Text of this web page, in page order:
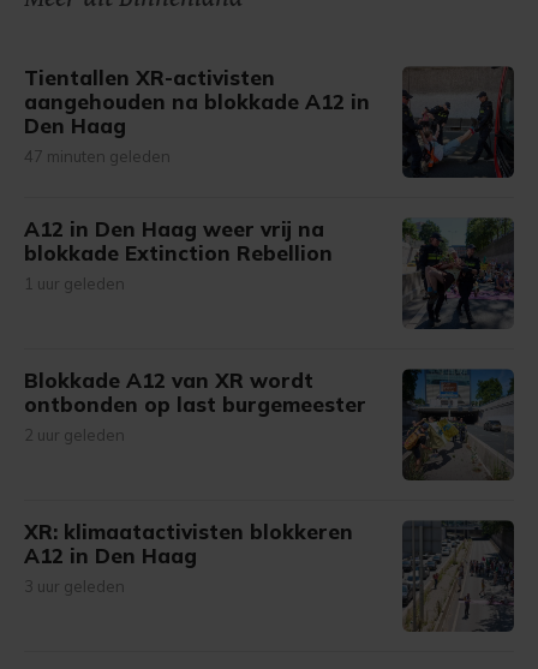
Tientallen XR-activisten
aangehouden na blokkade A12 in
Den Haag
47 minuten geleden
A12 in Den Haag weer vrij na
blokkade Extinction Rebellion
1 uur geleden
Blokkade A12 van XR wordt
ontbonden op last burgemeester
2 uur geleden
XR: klimaatactivisten blokkeren
A12 in Den Haag
3 uur geleden